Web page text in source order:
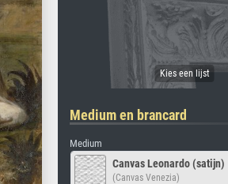
Medium en brancard
Medium
Canvas Leonardo (satijn)
(Canvas Venezia)